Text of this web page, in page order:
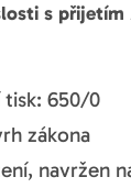
s přijetím
tisk: 650/0
zákona
navržen